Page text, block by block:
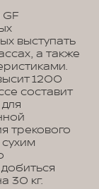
выступать
а также
1200
составит
трекового
30 кг.